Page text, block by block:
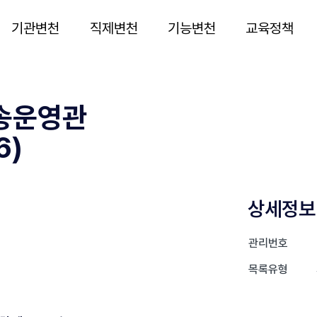
기관변천 직제변천 기능변천 교육정책
운영관
상세정보
관리번호
목록유형